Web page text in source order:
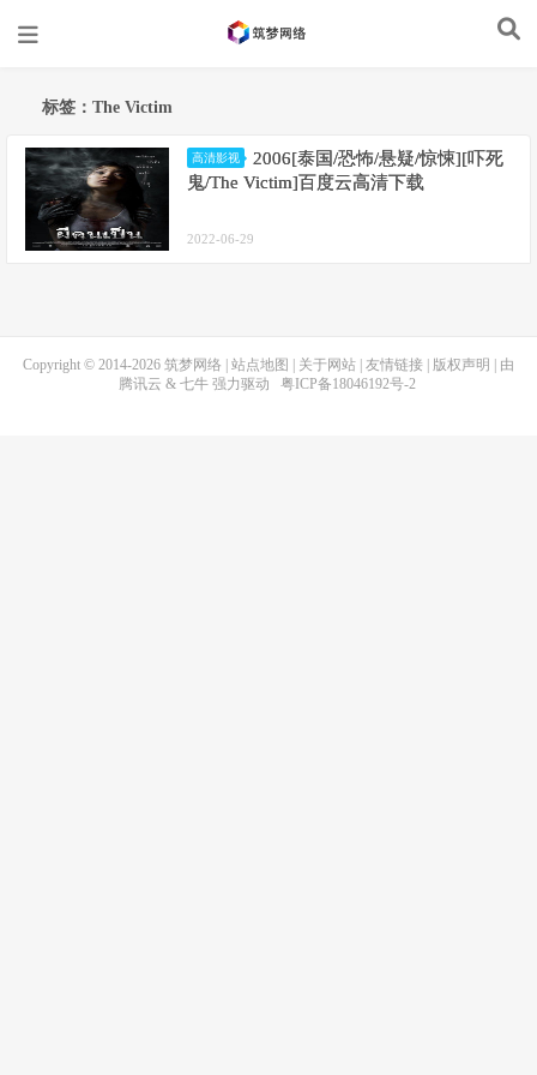
标签：The Victim
高清影视
2006[泰国/恐怖/悬疑/惊悚][吓死
鬼/The Victim]百度云高清下载
2022-06-29
Copyright © 2014-2026 筑梦网络 站点地图 关于网站 友情链接 版权声明
| 由
腾讯云 & 七牛强力驱动 粤ICP备18046192号-2